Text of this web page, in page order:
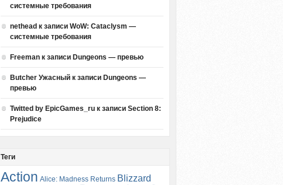
системные требования
nethead к записи WoW: Cataclysm —
системные требования
Freeman к записи Dungeons — превью
Butcher Ужасный к записи Dungeons —
превью
Twitted by EpicGames_ru к записи Section 8:
Prejudice
Теги
Action Alice: Madness Returns Blizzard